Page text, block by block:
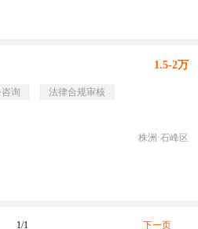
1.5-2万
询
法律合规审核
株洲·石峰区
1/1 下一页